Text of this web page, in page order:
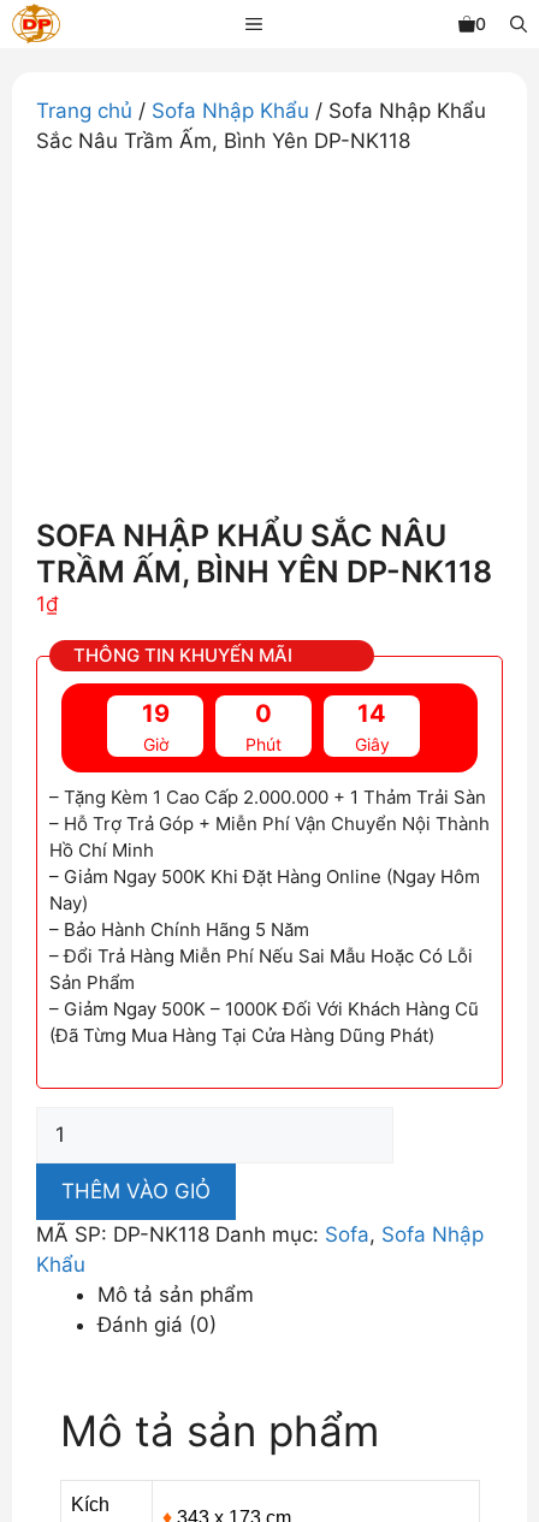
Chuyển
đến
dung
MENU 0
Trang chủ / Sofa Nhập Khẩu / Sofa Nhập Khẩu
Sắc Nâu Trầm Ấm, Bình Yên DP-NK118
SOFA NHẬP KHẨU SẮC NÂU
TRẦM ẤM, BÌNH YÊN DP-NK118
1₫
THÔNG TIN KHUYẾN MÃI
19
Giờ
0
Phút
13
Giây
– Tặng Kèm 1 Cao Cấp 2.000.000 + 1 Thảm Trải Sàn
– Hỗ Trợ Trả Góp + Miễn Phí Vận Chuyển Nội Thành
Hồ Chí Minh
– Giảm Ngay 500K Khi Đặt Hàng Online (Ngay Hôm
Nay)
– Bảo Hành Chính Hãng 5 Năm
– Đổi Trả Hàng Miễn Phí Nếu Sai Mẫu Hoặc Có Lỗi
Sản Phẩm
– Giảm Ngay 500K – 1000K Đối Với Khách Hàng Cũ
(Đã Từng Mua Hàng Tại Cửa Hàng Dũng Phát)
Sofa
Khẩu
Nâu
Trầm
NK118
lượng
THÊM VÀO GIỎ
MÃ SP: DP-NK118 Danh mục: Sofa, Sofa Nhập
Khẩu
Mô tả sản phẩm
Đánh giá (0)
Mô tả sản phẩm
Kích